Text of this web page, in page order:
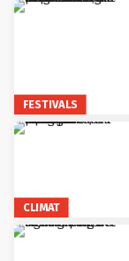
FESTIVALS
CLIMAT